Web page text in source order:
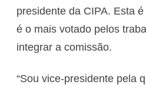
presidente da CIPA. Esta
é o mais votado pelos
integrar a comissão.
“Sou vice-presidente pela